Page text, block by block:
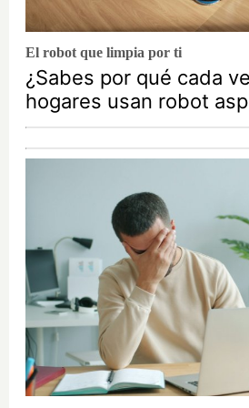
El robot que limpia por ti
¿Sabes por qué cada
hogares usan robot